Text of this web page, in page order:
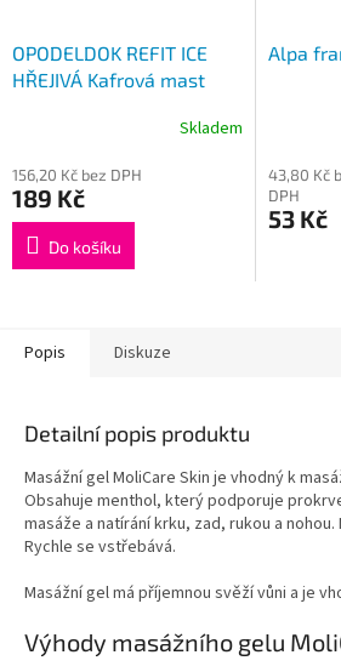
OPODELDOK REFIT ICE
HŘEJIVÁ Kafrová mast
Skladem
156,20 Kč bez DPH
189 Kč
Do košíku
Alpa
43,80 Kč
DPH
53 Kč
Popis Diskuze
Detailní popis produktu
Masážní gel MoliCare Skin je vhodný k
Obsahuje menthol, který podporuje
masáže a natírání krku, zad, rukou a
Rychle se vstřebává.
Masážní gel má příjemnou svěží vůni a je
Výhody masážního gelu